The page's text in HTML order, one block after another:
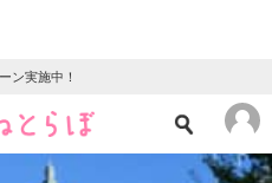
ン実施中！